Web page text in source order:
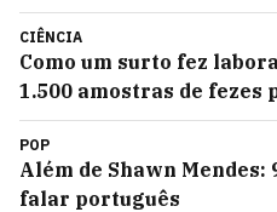
CIÊNCIA
Como um surto fez
1.500 amostras de fezes
POP
Além de Shawn Mendes:
falar português